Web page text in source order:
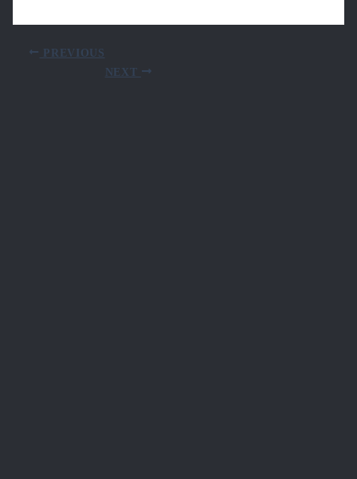
PREVIOUS
NEXT